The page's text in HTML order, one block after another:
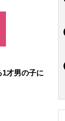
才男の子に